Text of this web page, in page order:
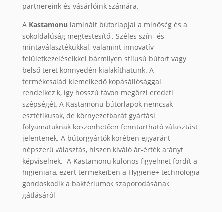
partnereink és vásárlóink számára.
A Kastamonu laminált bútorlapjai a minőség és a
sokoldalúság megtestesítői. Széles szín- és
mintaválasztékukkal, valamint innovatív
felületkezeléseikkel bármilyen stílusú bútort vagy
belső teret könnyedén kialakíthatunk. A
termékcsalád kiemelkedő kopásállósággal
rendelkezik, így hosszú távon megőrzi eredeti
szépségét. A Kastamonu bútorlapok nemcsak
esztétikusak, de környezetbarát gyártási
folyamatuknak köszönhetően fenntartható választást
jelentenek. A bútorgyártók körében egyaránt
népszerű választás, hiszen kiváló ár-érték arányt
képviselnek. A Kastamonu különös figyelmet fordít a
higiéniára, ezért termékeiben a Hygiene+ technológia
gondoskodik a baktériumok szaporodásának
gátlásáról.